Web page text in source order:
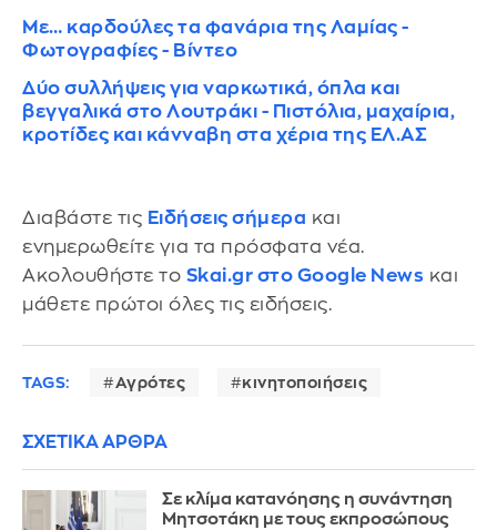
Με… καρδούλες τα φανάρια της Λαμίας -
Φωτογραφίες - Βίντεο
Δύο συλλήψεις για ναρκωτικά, όπλα και
βεγγαλικά στο Λουτράκι - Πιστόλια, μαχαίρια,
κροτίδες και κάνναβη στα χέρια της ΕΛ.ΑΣ
Διαβάστε τις Ειδήσεις σήμερα και
ενημερωθείτε για τα πρόσφατα νέα.
Ακολουθήστε το Skai.gr στο Google News και
μάθετε πρώτοι όλες τις ειδήσεις.
TAGS: Αγρότες κινητοποιήσεις
ΣΧΕΤΙΚΑ ΑΡΘΡΑ
Σε κλίμα κατανόησης η συνάντηση
Μητσοτάκη με τους εκπροσώπους